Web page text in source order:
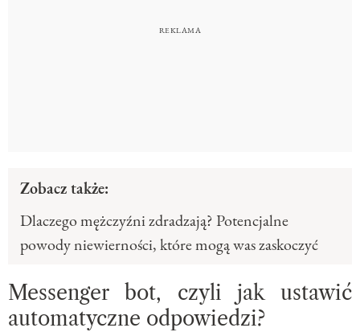
Zobacz także:
Dlaczego mężczyźni zdradzają? Potencjalne
powody niewierności, które mogą was zaskoczyć
Messenger bot, czyli jak ustawić
automatyczne odpowiedzi?